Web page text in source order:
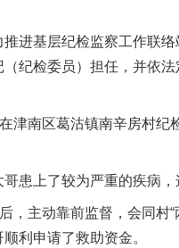
基层纪检监察工作联络
纪检委员）担任，并依
南区葛沽镇南辛房村纪
上了较为严重的疾病，
主动靠前监督，会同村“
利申请了救助资金。